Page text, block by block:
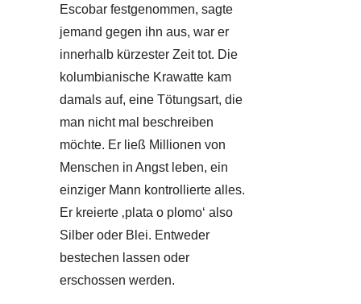
Escobar festgenommen, sagte
jemand gegen ihn aus, war er
innerhalb kürzester Zeit tot. Die
kolumbianische Krawatte kam
damals auf, eine Tötungsart, die
man nicht mal beschreiben
möchte. Er ließ Millionen von
Menschen in Angst leben, ein
einziger Mann kontrollierte alles.
Er kreierte ‚plata o plomo‘ also
Silber oder Blei. Entweder
bestechen lassen oder
erschossen werden.